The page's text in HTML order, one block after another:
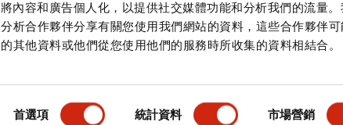
內容和廣告個人化，以提供社交媒體功能和分析我們的流量
析合作夥伴分享有關您使用我們網站的資料，這些合作夥伴
其他資料或他們從您使用他們的服務時所收集的資料相結合。
首選項 統計資料 市場營銷
產品詳情 主要特點 規格 文件